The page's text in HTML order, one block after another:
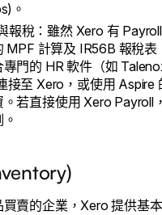
。
報稅：雖然 Xero 有
MPF 計算及 IR56B 報稅表
門的 HR 軟件（如
接至 Xero，或使用 Aspire
若直接使用 Xero Payroll
賣的企業，Xero 提供基